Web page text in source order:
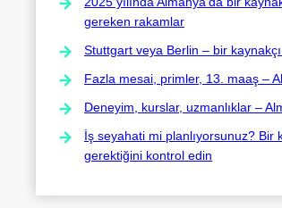
gereken rakamlar
Stuttgart veya Berlin – bir
Fazla mesai, primler, 13. maaş –
Deneyim, kurslar, uzmanlıklar –
İş seyahati mi planlıyorsunuz? Bir
gerektiğini kontrol edin